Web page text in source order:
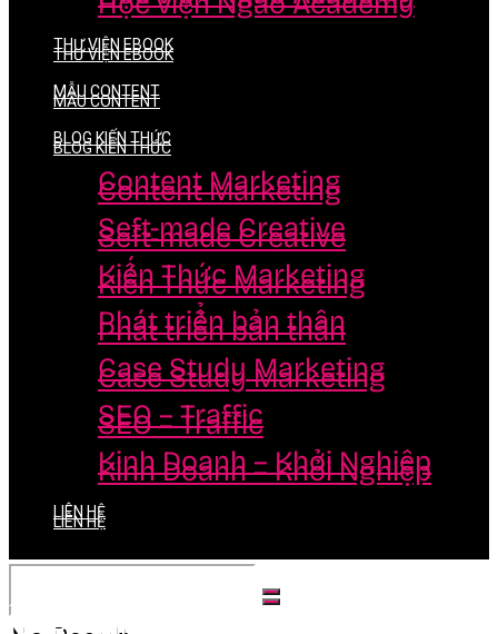
THƯ VIỆN EBOOK
MẪU CONTENT
BLOG KIẾN THỨC
Content Marketing
Seft-made Creative
Kiến Thức Marketing
Phát triển bản thân
Case Study Marketing
SEO – Traffic
Kinh Doanh – Khởi Nghiệp
LIÊN HỆ
THƯ VIỆN EBOOK
MẪU CONTENT
BLOG KIẾN THỨC
Content Marketing
Seft-made Creative
Kiến Thức Marketing
Phát triển bản thân
Case Study Marketing
SEO – Traffic
Kinh Doanh – Khởi Nghiệp
LIÊN HỆ